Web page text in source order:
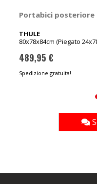
Portabici posteriore
THULE
80x78x84cm (Piegato
489,95 €
Spedizione gratuita!